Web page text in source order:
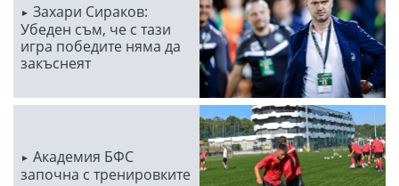
Захари Сираков:
Убеден съм, че с тази
игра победите няма да
закъснеят
Академия БФС
започна с тренировките